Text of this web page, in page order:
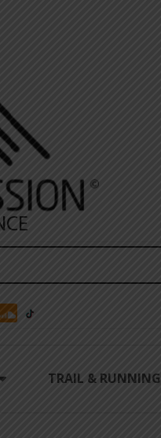
TRAIL & RUNNING